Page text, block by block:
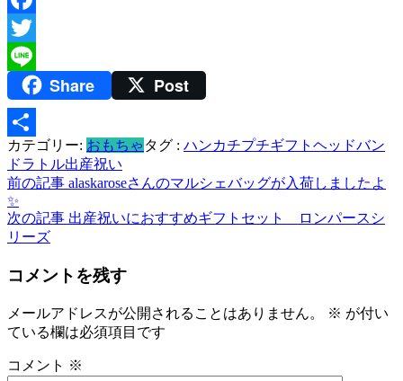
Facebook
Twitter
Line
Share Post
共
有
カテゴリー: おもちゃ タグ : ハンカチプチギフト ヘッドバン
ドラトル出産祝い
投
稿
ナ
ビ
ゲ
ー
シ
前の記事 alaskaroseさんのマルシェバッグが入荷しましたよ
✨
次の記事 出産祝いにおすすめギフトセット ロンパースシ
リーズ
コメントを残す
メールアドレスが公開されることはありません。 ※ が付い
ている欄は必須項目です
コメント ※